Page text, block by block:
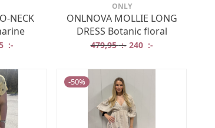
NECK
ursprungliga priset var: 329,95 :-.
:-Det nuvarande priset är: 165 :-.
ONLY
ONLNOVA MOLLIE LONG
DRESS Botanic floral
479,95:- Det ursprungliga
240 :-Det
-50%